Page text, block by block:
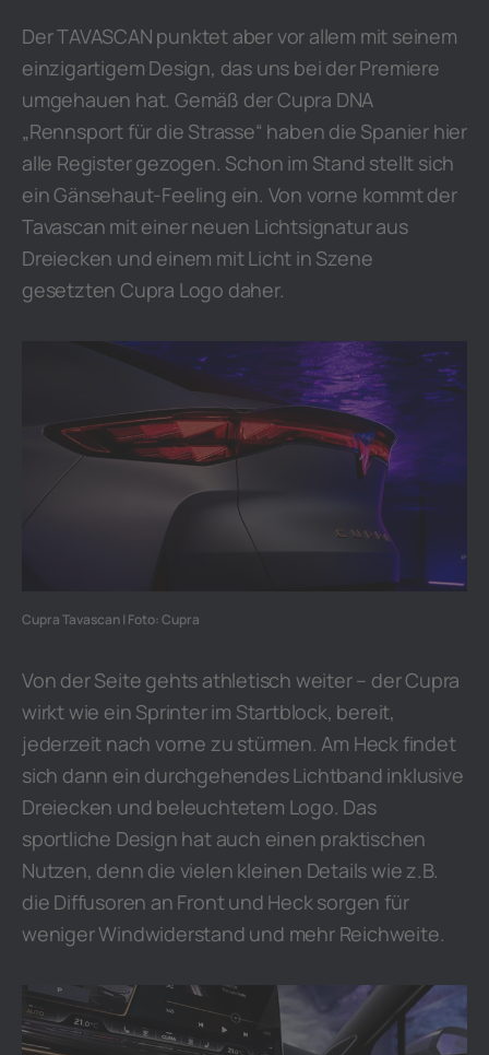
Der TAVASCAN punktet aber vor allem mit seinem
einzigartigem Design, das uns bei der Premiere
umgehauen hat. Gemäß der Cupra DNA
„Rennsport für die Strasse“ haben die Spanier hier
alle Register gezogen. Schon im Stand stellt sich
ein Gänsehaut-Feeling ein. Von vorne kommt der
Tavascan mit einer neuen Lichtsignatur aus
Dreiecken und einem mit Licht in Szene
gesetzten Cupra Logo daher.
Cupra Tavascan | Foto: Cupra
Von der Seite gehts athletisch weiter – der Cupra
wirkt wie ein Sprinter im Startblock, bereit,
jederzeit nach vorne zu stürmen. Am Heck findet
sich dann ein durchgehendes Lichtband inklusive
Dreiecken und beleuchtetem Logo. Das
sportliche Design hat auch einen praktischen
Nutzen, denn die vielen kleinen Details wie z.B.
die Diffusoren an Front und Heck sorgen für
weniger Windwiderstand und mehr Reichweite.